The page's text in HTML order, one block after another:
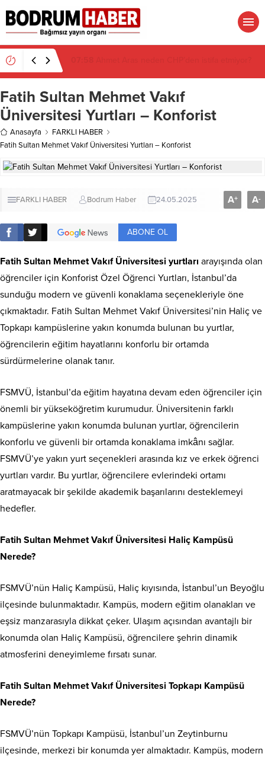
Fatih Sultan Mehmet Vakıf
Üniversitesi Yurtları – Konforist
Anasayfa
FARKLI HABER
Fatih Sultan Mehmet Vakıf Üniversitesi Yurtları – Konforist
FARKLI HABER Bodrum Haber 24.05.2025 A+ A-
ABONE OL
Fatih Sultan Mehmet Vakıf Üniversitesi yurtları arayışında olan
öğrenciler için Konforist Özel Öğrenci Yurtları, İstanbul’da
sunduğu modern ve güvenli konaklama seçenekleriyle öne
çıkmaktadır. Fatih Sultan Mehmet Vakıf Üniversitesi’nin Haliç ve
Topkapı kampüslerine yakın konumda bulunan bu yurtlar,
öğrencilerin eğitim hayatlarını konforlu bir ortamda
sürdürmelerine olanak tanır.
FSMVÜ, İstanbul’da eğitim hayatına devam eden öğrenciler için
önemli bir yükseköğretim kurumudur. Üniversitenin farklı
kampüslerine yakın konumda bulunan yurtlar, öğrencilerin
konforlu ve güvenli bir ortamda konaklama imkânı sağlar.
FSMVÜ’ye yakın yurt seçenekleri arasında kız ve erkek öğrenci
yurtları vardır. Bu yurtlar, öğrencilere evlerindeki ortamı
aratmayacak bir şekilde akademik başarılarını desteklemeyi
hedefler.
Fatih Sultan Mehmet Vakıf Üniversitesi Haliç Kampüsü
Nerede?
FSMVÜ’nün Haliç Kampüsü, Haliç kıyısında, İstanbul’un Beyoğlu
ilçesinde bulunmaktadır. Kampüs, modern eğitim olanakları ve
eşsiz manzarasıyla dikkat çeker. Ulaşım açısından avantajlı bir
konumda olan Haliç Kampüsü, öğrencilere şehrin dinamik
atmosferini deneyimleme fırsatı sunar.
Fatih Sultan Mehmet Vakıf Üniversitesi Topkapı Kampüsü
Nerede?
FSMVÜ’nün Topkapı Kampüsü, İstanbul’un Zeytinburnu
ilçesinde, merkezi bir konumda yer almaktadır. Kampüs, modern